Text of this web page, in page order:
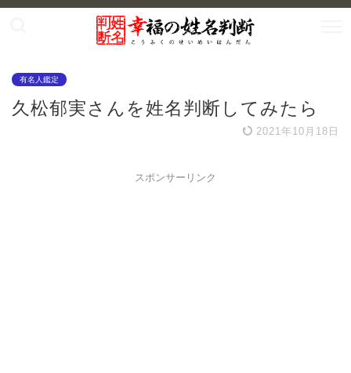
有名人鑑定
久松郁実さんを姓名判断してみたら
2021年10月18日
スポンサーリンク